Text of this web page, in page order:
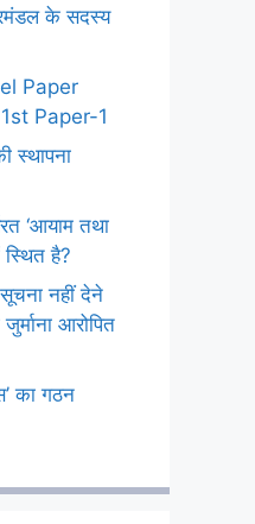
के सदस्य
Paper
Paper-1
स्थापना
‘आयाम तथा
है?
नहीं देने
आरोपित
का गठन